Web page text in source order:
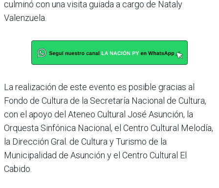
culminó con una visita guiada a cargo de Nataly
Valenzuela.
La realización de este evento es posible gracias al
Fondo de Cultura de la Secretaría Nacional de Cultura,
con el apoyo del Ateneo Cultural José Asunción, la
Orquesta Sinfónica Nacional, el Centro Cultural Melodía,
la Dirección Gral. de Cultura y Turismo de la
Municipalidad de Asunción y el Centro Cultural El
Cabido.